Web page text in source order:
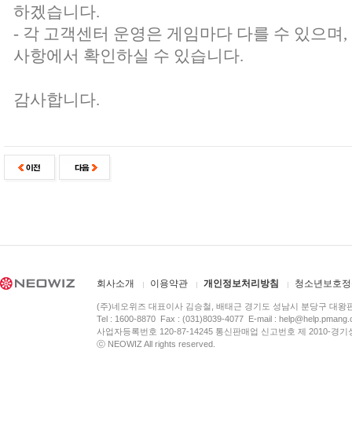
하겠습니다.
- 각 고객센터 운영은 게임마다 다를 수 있으며
사항에서 확인하실 수 있습니다.
감사합니다.
회사소개 이용약관 개인정보처리방침 청소년보호
(주)네오위즈 대표이사 김승철, 배태근 경기도 성남시 분당구 대왕
Tel : 1600-8870 Fax : (031)8039-4077 E-mail :
사업자등록번호 120-87-14245 통신판매업 신고번호 제 2010-경
ⓒ NEOWIZ All rights reserved.